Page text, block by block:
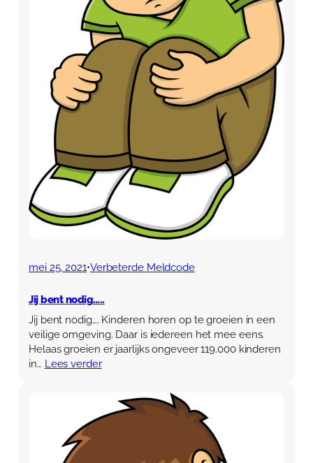
mei 25, 2021•Verbeterde Meldcode
Jij bent nodig…..
Jij bent nodig…. Kinderen horen op te groeien in een
veilige omgeving. Daar is iedereen het mee eens.
Helaas groeien er jaarlijks ongeveer 119.000 kinderen
in… Lees verder